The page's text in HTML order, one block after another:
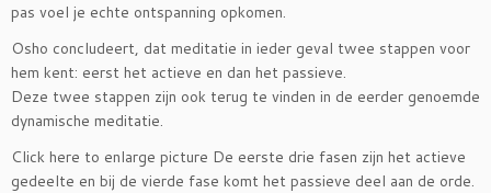
pas voel je echte ontspanning opkomen.
Osho concludeert, dat meditatie in ieder geval twee stappen voor
hem kent: eerst het actieve en dan het passieve.
Deze twee stappen zijn ook terug te vinden in de eerder genoemde
dynamische meditatie.
Click here to enlarge picture De eerste drie fasen zijn het actieve
gedeelte en bij de vierde fase komt het passieve deel aan de orde.